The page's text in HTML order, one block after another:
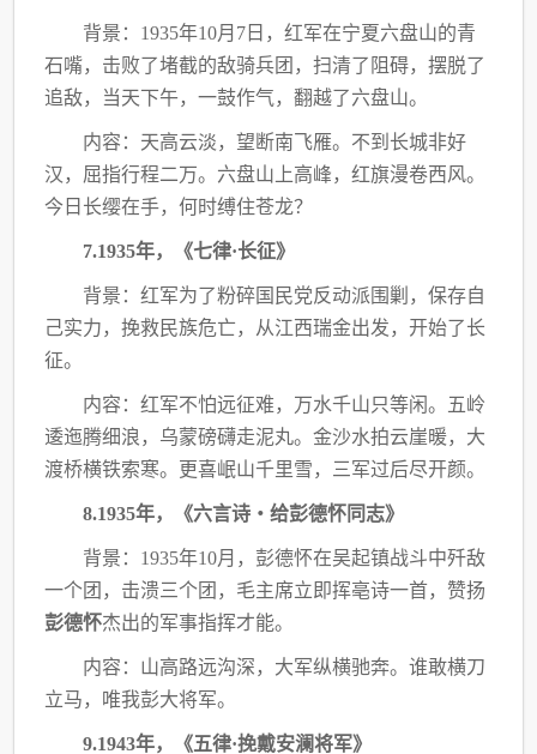
背景： 1935年10月7日，红军在宁夏六盘山的青
石嘴，击败了堵截的敌骑兵团，扫清了阻碍，摆脱了
追敌，当天下午，一鼓作气，翻越了六盘山。
内容：天高云淡，望断南飞雁。不到长城非好
汉，屈指行程二万。六盘山上高峰，红旗漫卷西风。
今日长缨在手，何时缚住苍龙？
7.1935年，《七律·长征》
背景：红军为了粉碎国民党反动派围剿，保存自
己实力，挽救民族危亡，从江西瑞金出发，开始了长
征。
内容：红军不怕远征难，万水千山只等闲。五岭
逶迤腾细浪，乌蒙磅礴走泥丸。金沙水拍云崖暖，大
渡桥横铁索寒。更喜岷山千里雪，三军过后尽开颜。
8.1935年，《六言诗・给彭德怀同志》
背景： 1935年10月，彭德怀在吴起镇战斗中歼敌
一个团，击溃三个团，毛主席立即挥亳诗一首，赞扬
彭德怀杰出的军事指挥才能。
内容：山高路远沟深，大军纵横驰奔。谁敢横刀
立马，唯我彭大将军。
9.1943年，《五律·挽戴安澜将军》